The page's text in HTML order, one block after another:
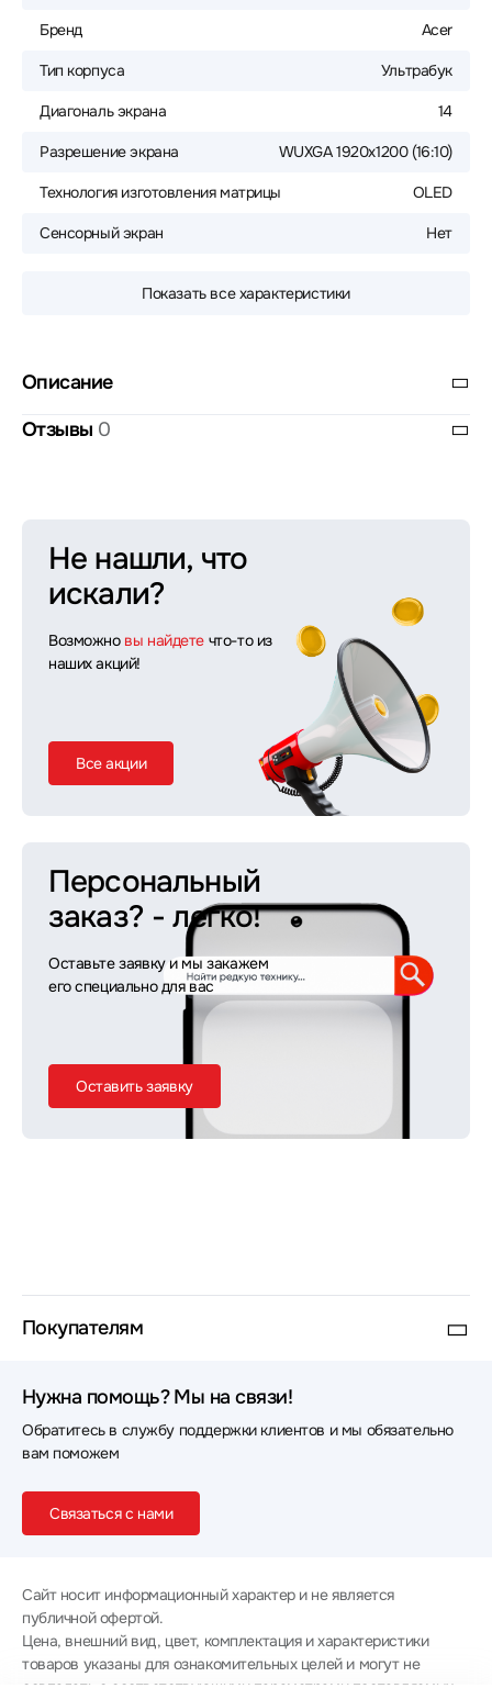
Бренд Acer
Тип корпуса Ультрабук
Диагональ экрана 14
Разрешение экрана WUXGA 1920x1200 (16:10)
Технология изготовления матрицы OLED
Сенсорный экран Нет
Показать все характеристики
Описание
Отзывы 0
Не нашли, что
искали?
Возможно вы найдете что-то из
наших акций!
Все акции
Персональный
заказ? - легко!
Оставьте заявку и мы закажем
его специально для вас
Оставить заявку
Покупателям
Нужна помощь? Мы на связи!
Обратитесь в службу поддержки клиентов и мы обязательно
вам поможем
Связаться с нами
Сайт носит информационный характер и не является
публичной офертой.
Цена, внешний вид, цвет, комплектация и характеристики
товаров указаны для ознакомительных целей и могут не